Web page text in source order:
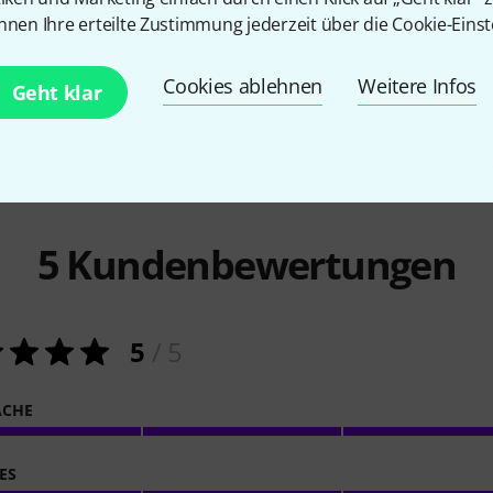
Ihre erteilte Zustimmung jederzeit über die Cookie-
Geht klar Cookies ablehnen Weitere Infos
UVP: 14.450 €
-18% 13.349
5 Kundenbewertungen
5